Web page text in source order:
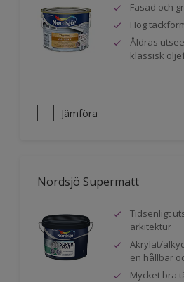
Fasad och
Hög
Åldras
klassisk
Jämföra
Nordsjö Supermatt
Tidsenligt
arkitektur
Akrylat/
en hållbar
Mycket bra